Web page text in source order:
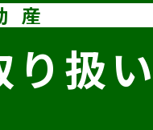
産
り扱